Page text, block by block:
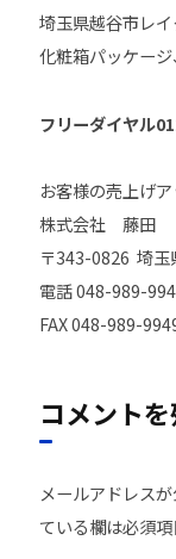
埼玉県越谷市レ
化粧箱パッケー
フリーダイヤル
お客様の売上げ
株式会社 藤田
〒343-0826 埼
電話 048-989-
FAX 048-989-
コメント
メールアドレス
ている欄は必須